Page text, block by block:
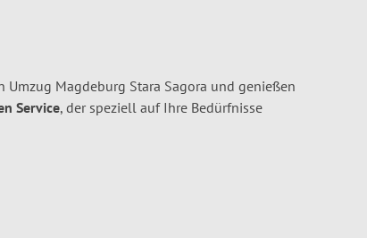
Magdeburg Stara Sagora und genießen
Service, der speziell auf Ihre Bedürfnisse